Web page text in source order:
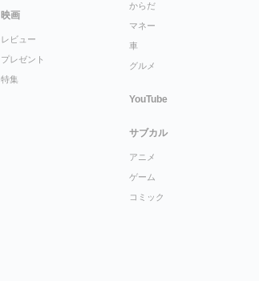
映画
レビュー
プレゼント
特集
からだ
マネー
車
グルメ
YouTube
サブカル
アニメ
ゲーム
コミック